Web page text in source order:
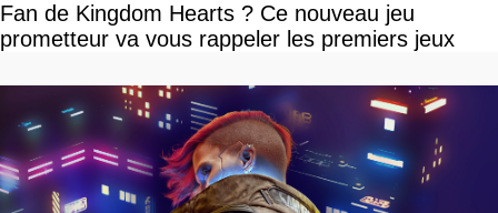
Fan de Kingdom Hearts ? Ce nouveau jeu
prometteur va vous rappeler les premiers jeux